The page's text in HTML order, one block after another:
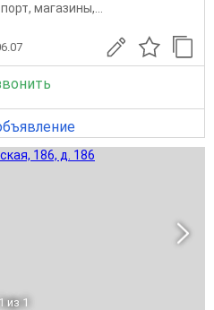
магазины,...
1 из 1